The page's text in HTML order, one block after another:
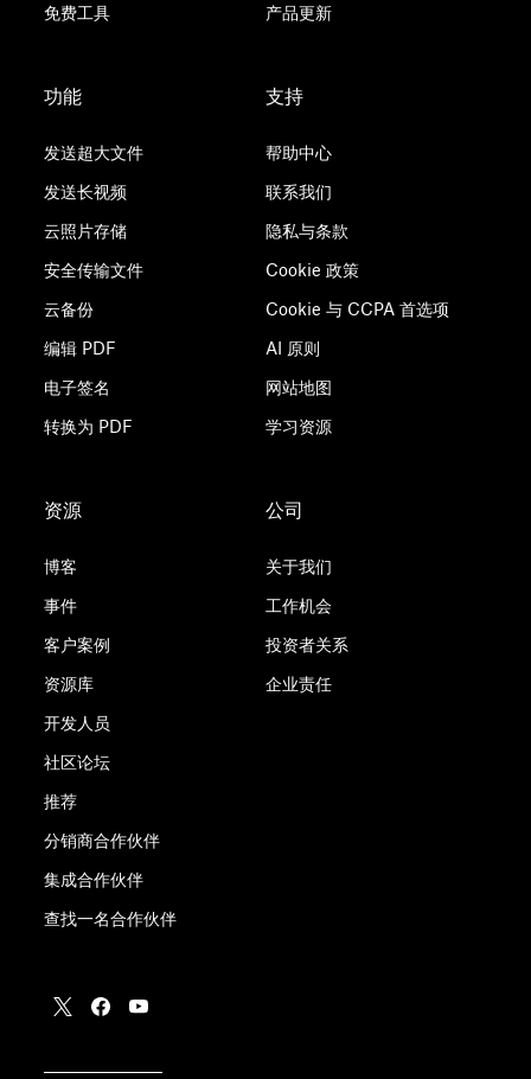
免费工具
产品更新
功能
发送超大文件
发送长视频
云照片存储
安全传输文件
云备份
编辑 PDF
电子签名
转换为 PDF
支持
帮助中心
联系我们
隐私与条款
Cookie 政策
Cookie 与 CCPA 首选项
AI 原则
网站地图
学习资源
资源
博客
事件
客户案例
资源库
开发人员
社区论坛
推荐
分销商合作伙伴
集成合作伙伴
查找一名合作伙伴
公司
关于我们
工作机会
投资者关系
企业责任